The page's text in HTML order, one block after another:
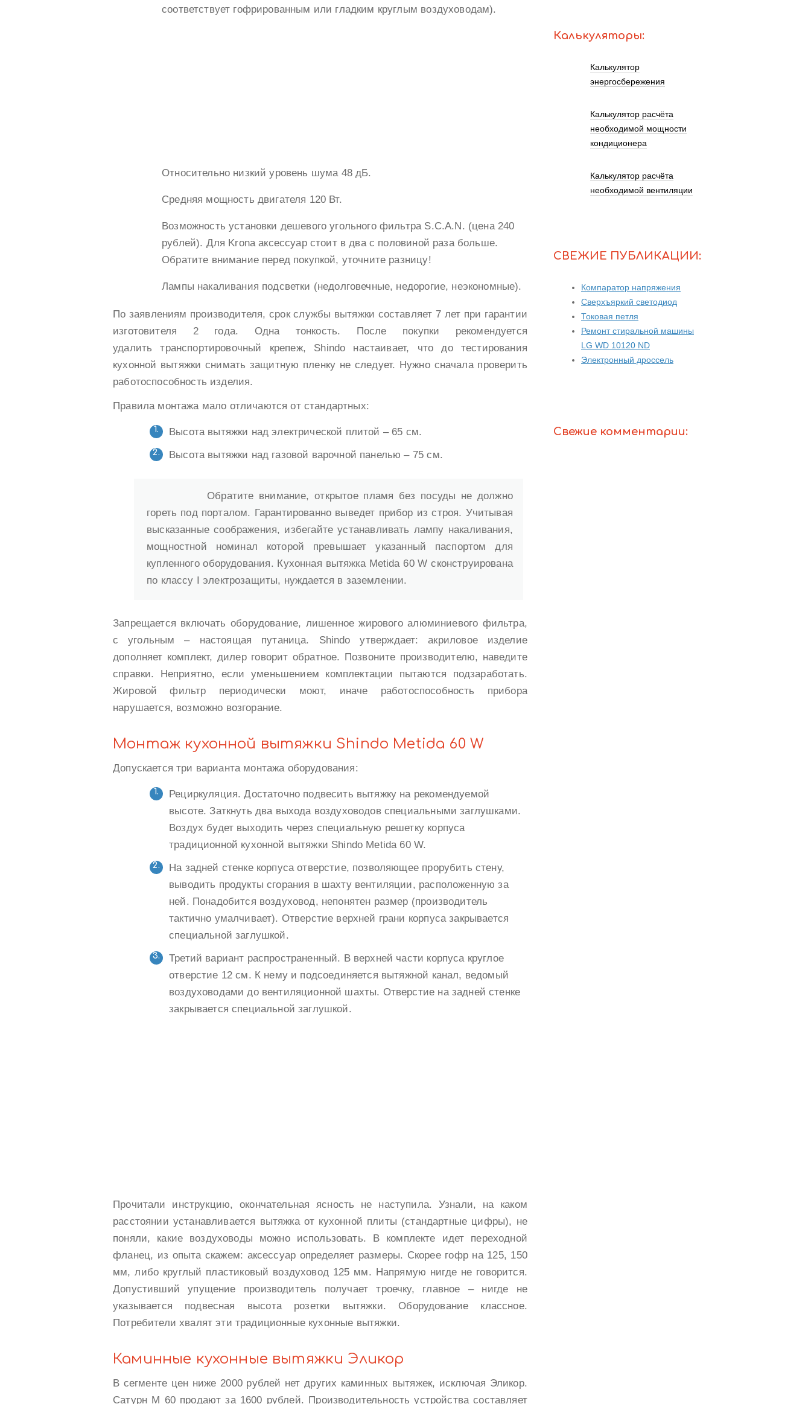
соответствует гофрированным или гладким круглым воздуховодам).
Относительно низкий уровень шума 48 дБ.
Средняя мощность двигателя 120 Вт.
Возможность установки дешевого угольного фильтра S.C.A.N. (цена 240
рублей). Для Krona аксессуар стоит в два с половиной раза больше.
Обратите внимание перед покупкой, уточните разницу!
Лампы накаливания подсветки (недолговечные, недорогие, неэкономные).
По заявлениям производителя, срок службы вытяжки составляет 7 лет при гарантии
изготовителя 2 года. Одна тонкость. После покупки рекомендуется
удалить транспортировочный крепеж, Shindo настаивает, что до тестирования
кухонной вытяжки снимать защитную пленку не следует. Нужно сначала проверить
работоспособность изделия.
Правила монтажа мало отличаются от стандартных:
Высота вытяжки над электрической плитой – 65 см.
Высота вытяжки над газовой варочной панелью – 75 см.
Обратите внимание, открытое пламя без посуды не должно
гореть под порталом. Гарантированно выведет прибор из строя. Учитывая
высказанные соображения, избегайте устанавливать лампу накаливания,
мощностной номинал которой превышает указанный паспортом для
купленного оборудования. Кухонная вытяжка Metida 60 W сконструирована
по классу I электрозащиты, нуждается в заземлении.
Запрещается включать оборудование, лишенное жирового алюминиевого фильтра,
с угольным – настоящая путаница. Shindo утверждает: акриловое изделие
дополняет комплект, дилер говорит обратное. Позвоните производителю, наведите
справки. Неприятно, если уменьшением комплектации пытаются подзаработать.
Жировой фильтр периодически моют, иначе работоспособность прибора
нарушается, возможно возгорание.
Монтаж кухонной вытяжки Shindo Metida 60 W
Допускается три варианта монтажа оборудования:
Рециркуляция. Достаточно подвесить вытяжку на рекомендуемой
высоте. Заткнуть два выхода воздуховодов специальными заглушками.
Воздух будет выходить через специальную решетку корпуса
традиционной кухонной вытяжки Shindo Metida 60 W.
На задней стенке корпуса отверстие, позволяющее прорубить стену,
выводить продукты сгорания в шахту вентиляции, расположенную за
ней. Понадобится воздуховод, непонятен размер (производитель
тактично умалчивает). Отверстие верхней грани корпуса закрывается
специальной заглушкой.
Третий вариант распространенный. В верхней части корпуса круглое
отверстие 12 см. К нему и подсоединяется вытяжной канал, ведомый
воздуховодами до вентиляционной шахты. Отверстие на задней стенке
закрывается специальной заглушкой.
Прочитали инструкцию, окончательная ясность не наступила. Узнали, на каком
расстоянии устанавливается вытяжка от кухонной плиты (стандартные цифры), не
поняли, какие воздуховоды можно использовать. В комплекте идет переходной
фланец, из опыта скажем: аксессуар определяет размеры. Скорее гофр на 125, 150
мм, либо круглый пластиковый воздуховод 125 мм. Напрямую нигде не говорится.
Допустивший упущение производитель получает троечку, главное – нигде не
указывается подвесная высота розетки вытяжки. Оборудование классное.
Потребители хвалят эти традиционные кухонные вытяжки.
Каминные кухонные вытяжки Эликор
В сегменте цен ниже 2000 рублей нет других каминных вытяжек, исключая Эликор.
Сатурн М 60 продают за 1600 рублей. Производительность устройства составляет
Калькуляторы:
Калькулятор
энергосбережения
Калькулятор расчёта
необходимой мощности
кондиционера
Калькулятор расчёта
необходимой вентиляции
СВЕЖИЕ ПУБЛИКАЦИИ:
Компаратор напряжения
Сверхъяркий светодиод
Токовая петля
Ремонт стиральной машины
LG WD 10120 ND
Электронный дроссель
Свежие комментарии: